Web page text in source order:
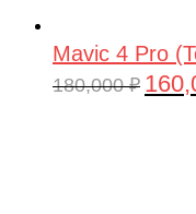
Mavic 4 Pro
180,000₽